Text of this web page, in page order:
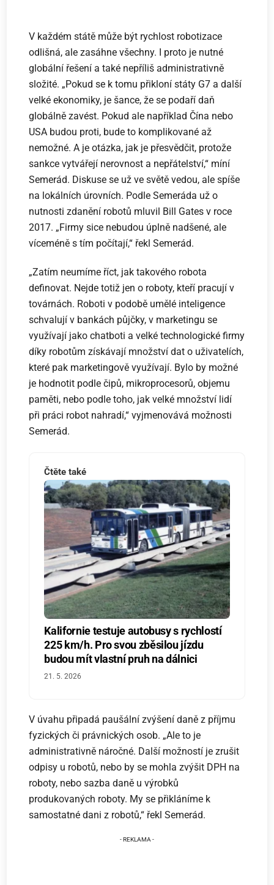
V každém státě může být rychlost robotizace
odlišná, ale zasáhne všechny. I proto je nutné
globální řešení a také nepříliš administrativně
složité. „Pokud se k tomu přikloní státy G7 a další
velké ekonomiky, je šance, že se podaří daň
globálně zavést. Pokud ale například Čína nebo
USA budou proti, bude to komplikované až
nemožné. A je otázka, jak je přesvědčit, protože
sankce vytvářejí nerovnost a nepřátelství,“ míní
Semerád. Diskuse se už ve světě vedou, ale spíše
na lokálních úrovních. Podle Semeráda už o
nutnosti zdanění robotů mluvil Bill Gates v roce
2017. „Firmy sice nebudou úplně nadšené, ale
víceméně s tím počítají,“ řekl Semerád.
„Zatím neumíme říct, jak takového robota
definovat. Nejde totiž jen o roboty, kteří pracují v
továrnách. Roboti v podobě umělé inteligence
schvalují v bankách půjčky, v marketingu se
využívají jako chatboti a velké technologické firmy
díky robotům získávají množství dat o uživatelích,
které pak marketingově využívají. Bylo by možné
je hodnotit podle čipů, mikroprocesorů, objemu
paměti, nebo podle toho, jak velké množství lidí
při práci robot nahradí,“ vyjmenovává možnosti
Semerád.
Čtěte také
Kalifornie testuje autobusy s rychlostí
225 km/h. Pro svou zběsilou jízdu
budou mít vlastní pruh na dálnici
21. 5. 2026
V úvahu připadá paušální zvýšení daně z příjmu
fyzických či právnických osob. „Ale to je
administrativně náročné. Další možností je zrušit
odpisy u robotů, nebo by se mohla zvýšit DPH na
roboty, nebo sazba daně u výrobků
produkovaných roboty. My se přikláníme k
samostatné dani z robotů,“ řekl Semerád.